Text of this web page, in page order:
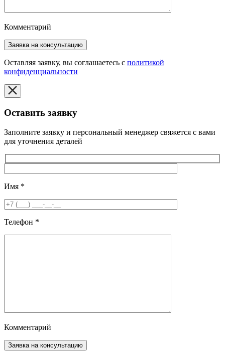
Комментарий
Оставляя заявку, вы соглашаетесь с политикой
конфиденциальности
Оставить заявку
Заполните заявку и персональный менеджер свяжется с вами
для уточнения деталей
Имя *
Телефон *
Комментарий